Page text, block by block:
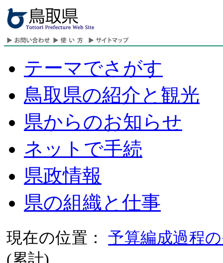
テーマでさがす
鳥取県の紹介と観光
県からのお知らせ
ネットで手続
県政情報
県の組織と仕事
現在の位置：予算編成過程
(累計)